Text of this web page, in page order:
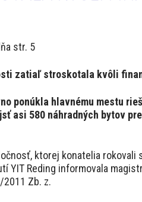
str. 5
zatiaľ stroskotala kvôli
ponúkla hlavnému mestu
asi 580 náhradných bytov
ktorej konatelia
Reding informovala
Zb. z.